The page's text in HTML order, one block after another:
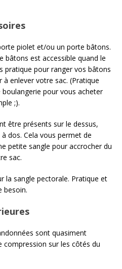
piolet et/ou un porte bâtons.
bâtons est accessible quand le
pratique pour ranger vos bâtons
enlever votre sac. (Pratique
pour vous acheter
;).
être présents sur le dessus,
dos. Cela vous permet de
petite sangle pour accrocher du
sac.
la sangle pectorale. Pratique et
besoin.
sont quasiment
sur les côtés du